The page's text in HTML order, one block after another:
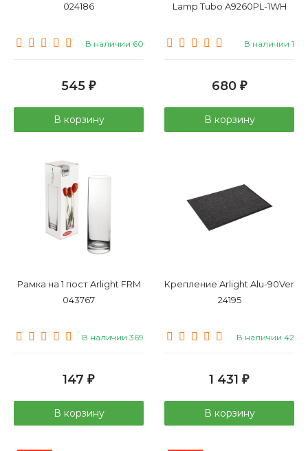
024186
В наличии 60
545 ₽
В корзину
Lamp Tubo A9260PL-1WH
В наличии 1
680 ₽
В корзину
Рамка на 1 пост Arlight FRM
043767
В наличии 369
147 ₽
В корзину
Крепление Arlight Alu-90Ver
24195
В наличии 42
1 431 ₽
В корзину